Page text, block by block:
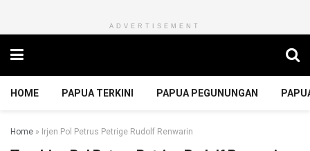
ADVERTISEMENT
HOME PAPUA TERKINI PAPUA PEGUNUNGAN
Home » Irjen Pol Petrus Petrige Rudolf Renwarin